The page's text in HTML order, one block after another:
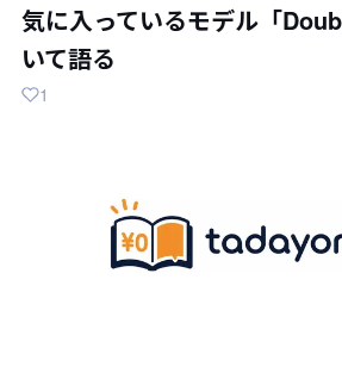
気に入っているモデル「
いて語る
1